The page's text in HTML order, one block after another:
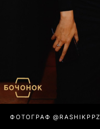
ФОТОГРАФ @RASHIKPPZ